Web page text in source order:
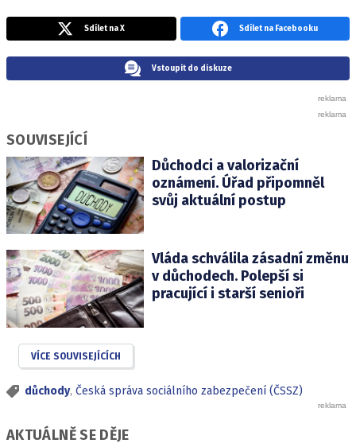
Sdílet na X Sdílet na Facebooku
Vstoupit do diskuze
SOUVISEJÍCÍ
Důchodci a valorizační
oznámení. Úřad připomněl
svůj aktuální postup
Vláda schválila zásadní změnu
v důchodech. Polepší si
pracující i starší senioři
VÍCE SOUVISEJÍCÍCH
důchody, Česká správa sociálního zabezpečení (ČSSZ)
AKTUÁLNĚ SE DĚJE